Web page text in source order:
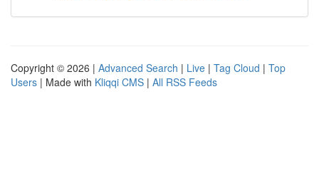
Copyright © 2026 | Advanced Search | Live | Tag Cloud | Top
Users | Made with Kliqqi CMS | All RSS Feeds